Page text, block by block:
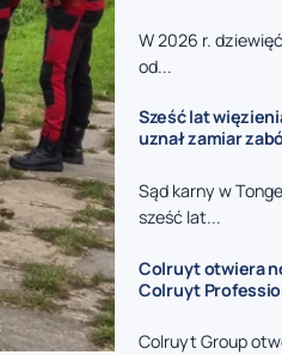
W 2026 r.
od...
Sześć lat
uznał zamiar
Sąd karny w
sześć lat...
Colruyt otwiera
Colruyt
Colruyt Group